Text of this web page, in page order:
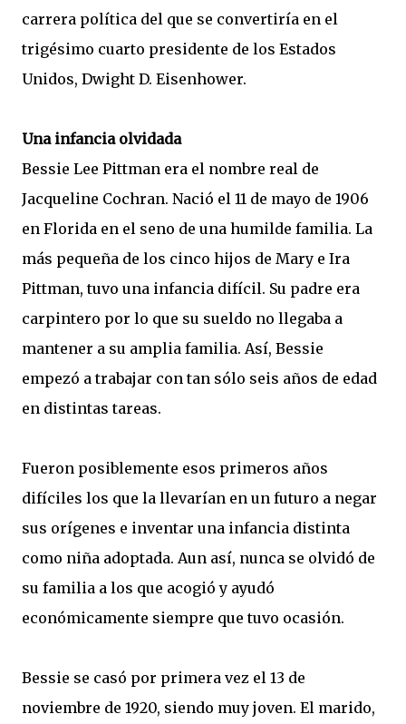
carrera política del que se convertiría en el
trigésimo cuarto presidente de los Estados
Unidos, Dwight D. Eisenhower.
Una infancia olvidada
Bessie Lee Pittman era el nombre real de
Jacqueline Cochran. Nació el 11 de mayo de 1906
en Florida en el seno de una humilde familia. La
más pequeña de los cinco hijos de Mary e Ira
Pittman, tuvo una infancia difícil. Su padre era
carpintero por lo que su sueldo no llegaba a
mantener a su amplia familia. Así, Bessie
empezó a trabajar con tan sólo seis años de edad
en distintas tareas.
Fueron posiblemente esos primeros años
difíciles los que la llevarían en un futuro a negar
sus orígenes e inventar una infancia distinta
como niña adoptada. Aun así, nunca se olvidó de
su familia a los que acogió y ayudó
económicamente siempre que tuvo ocasión.
Bessie se casó por primera vez el 13 de
noviembre de 1920, siendo muy joven. El marido,